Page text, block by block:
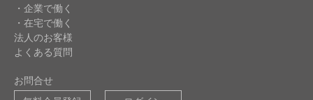
・企業で働く
・在宅で働く
法人のお客様
よくある質問
お問合せ